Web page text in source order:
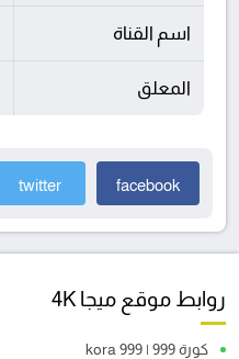
اسم القناة
المعلق
facebook
twitter
روابط موقع ميجا 4K
كورة 999 | kora 999